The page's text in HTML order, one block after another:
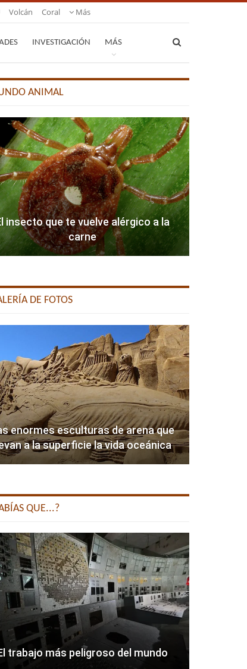
Volcán Coral Más
INVESTIGACIÓN MÁS
ANIMAL
insecto que te vuelve alérgico a la
carne
DE FOTOS
enormes esculturas de arena que
a la superficie la vida oceánica
QUE...?
trabajo más peligroso del mundo